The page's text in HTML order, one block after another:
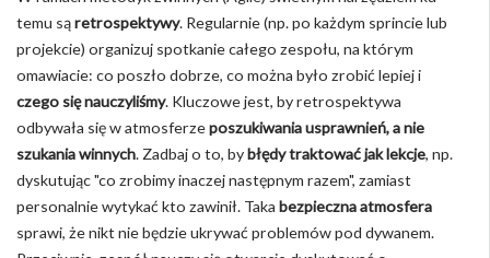
temu sąretrospektywy. Regularnie (np. po każdym sprincie lub
projekcie) organizuj spotkanie całego zespołu, na którym
omawiacie: co poszło dobrze, co można było zrobić lepiej i
czego się nauczyliśmy. Kluczowe jest, by retrospektywa
odbywała się w atmosferzeposzukiwania usprawnień, a nie
szukania winnych. Zadbaj o to, bybłędy traktować jak lekcje, np.
dyskutując "co zrobimy inaczej następnym razem", zamiast
personalnie wytykać kto zawinił. Taka bezpieczna atmosfera
sprawi, że nikt nie będzie ukrywać problemów pod dywanem.